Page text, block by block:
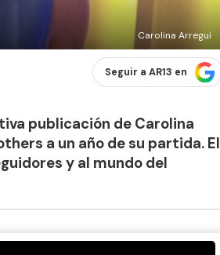
Carolina Arregui
Seguir a AR13 en
publicación de Carolina
a un año de su partida. El
y al mundo del